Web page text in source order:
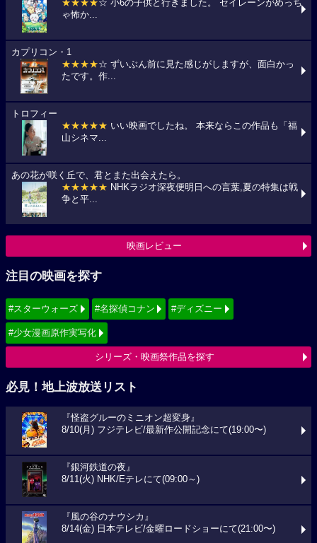
★★★★☆ 小6の子供と行きました。 セイレーンがめっち
ゃ怖か...
カプリコン・1
★★★★☆ ずいぶん前に見た感じがしますが、面白かっ
たです。作...
トロフィー
★★★★★ いい映画でしたね。 本来ならこの作品も「福
山シネマ...
あの花が咲く丘で、君とまた出会えたら。
★★★★★ NHKラジオ深夜便明日への言葉,夏の特集は戦
争と平...
映画レビュー
注目の映画を探す
#スターウォーズ #名探偵コナン #ディズニー
#少女漫画原作実写化
シリーズ・映画祭作品を探す
必見！地上波放送リスト
『怪盗グルーのミニオン超変身』
8/10(月) フジテレビ/最新作公開記念にて(19:00〜)
『銀河鉄道の夜』
8/11(火) NHK/Eテレにて(09:00～)
『風の谷のナウシカ』
8/14(金) 日本テレビ/金曜ロードショーにて(21:00〜)